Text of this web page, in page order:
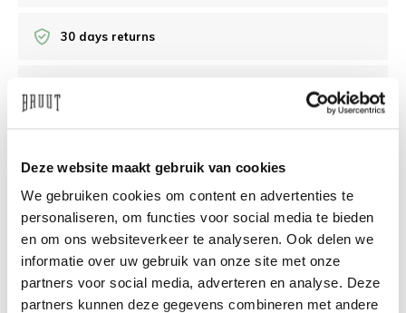
Deze website maakt gebruik van cookies
We gebruiken cookies om content en advertenties te
personaliseren, om functies voor social media te bieden
en om ons websiteverkeer te analyseren. Ook delen we
informatie over uw gebruik van onze site met onze
partners voor social media, adverteren en analyse. Deze
partners kunnen deze gegevens combineren met andere
30 days returns
Need help?We're glad to help
info@bruut.nl Live chat Whatsapp
About this product
Shipment and returns